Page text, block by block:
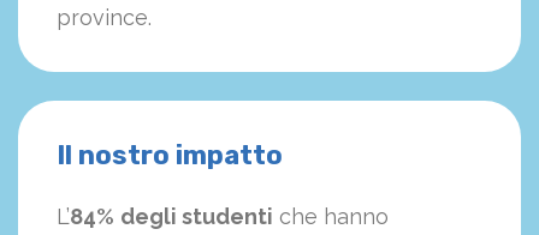
province.
Il nostro impatto
L’84% degli studenti che hanno